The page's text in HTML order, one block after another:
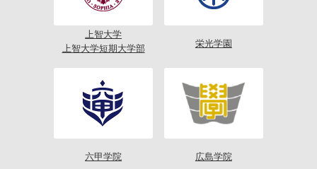
上智大学
上智大学短期大学部
栄光学園
六甲学院 広島学院